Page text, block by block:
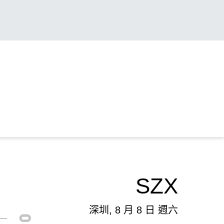
SZX
深圳, 8 月 8 日 週六